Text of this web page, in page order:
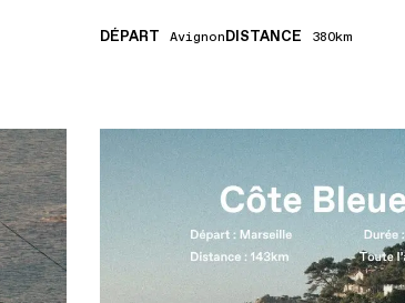
DÉPART Avignon DISTANCE 380km